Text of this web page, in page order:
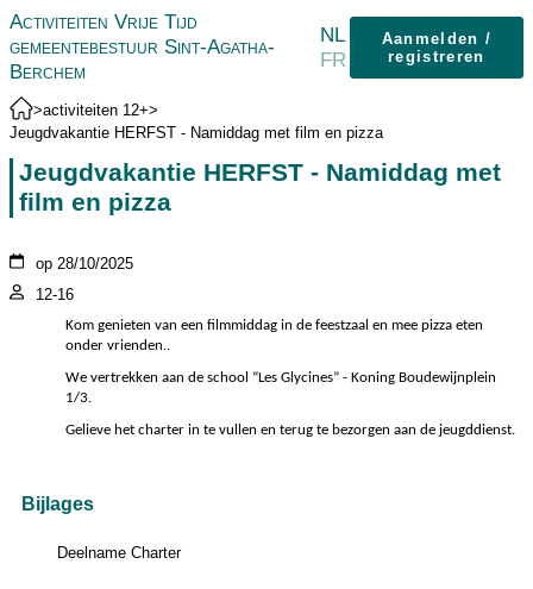
Activiteiten Vrije Tijd
gemeentebestuur Sint-Agatha-
Berchem
NL
FR
Aanmelden /
registreren
>activiteiten 12+>
Jeugdvakantie HERFST - Namiddag met film en pizza
Jeugdvakantie HERFST - Namiddag met
film en pizza
op 28/10/2025
12-16
Kom genieten van een filmmiddag in de feestzaal en mee pizza eten
onder vrienden..
We vertrekken aan de school “Les Glycines” - Koning Boudewijnplein
1/3.
Gelieve het charter in te vullen en terug te bezorgen aan de jeugddienst.
Bijlages
Deelname Charter